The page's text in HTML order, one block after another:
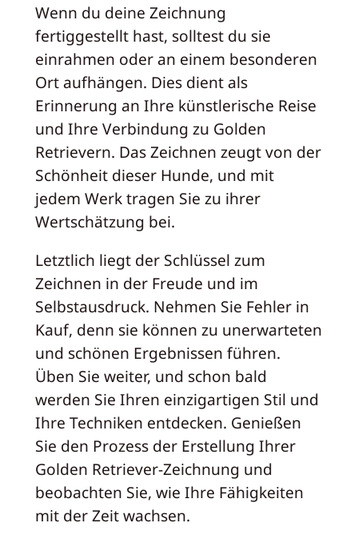
Wenn du deine Zeichnung
fertiggestellt hast, solltest du sie
einrahmen oder an einem besonderen
Ort aufhängen. Dies dient als
Erinnerung an Ihre künstlerische Reise
und Ihre Verbindung zu Golden
Retrievern. Das Zeichnen zeugt von der
Schönheit dieser Hunde, und mit
jedem Werk tragen Sie zu ihrer
Wertschätzung bei.
Letztlich liegt der Schlüssel zum
Zeichnen in der Freude und im
Selbstausdruck. Nehmen Sie Fehler in
Kauf, denn sie können zu unerwarteten
und schönen Ergebnissen führen.
Üben Sie weiter, und schon bald
werden Sie Ihren einzigartigen Stil und
Ihre Techniken entdecken. Genießen
Sie den Prozess der Erstellung Ihrer
Golden Retriever-Zeichnung und
beobachten Sie, wie Ihre Fähigkeiten
mit der Zeit wachsen.